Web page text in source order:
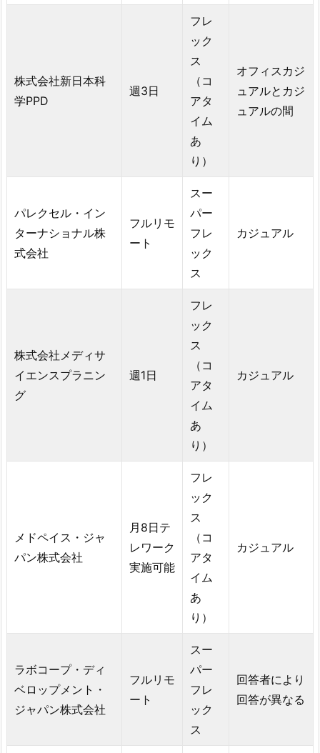
株式会社新日本科
学PPD
週3日
フレ
ック
ス
（コ
アタ
イム
あ
り）
オフィスカジ
ュアルとカジ
ュアルの間
パレクセル・イン
ターナショナル株
式会社
フルリモ
ート
スー
パー
フレ
ック
ス
カジュアル
株式会社メディサ
イエンスプラニン
グ
週1日
フレ
ック
ス
（コ
アタ
イム
あ
り）
カジュアル
メドペイス・ジャ
パン株式会社
月8日テ
レワーク
実施可能
フレ
ック
ス
（コ
アタ
イム
あ
り）
カジュアル
ラボコープ・ディ
ベロップメント・
ジャパン株式会社
フルリモ
ート
スー
パー
フレ
ック
ス
回答者により
回答が異なる